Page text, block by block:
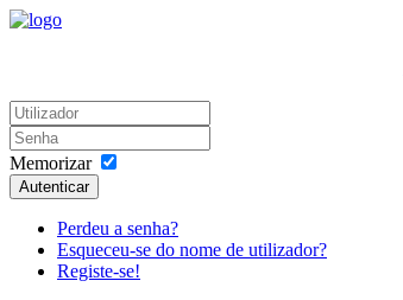
Memorizar
Autenticar
Perdeu a senha?
Esqueceu-se do nome de utilizador?
Registe-se!